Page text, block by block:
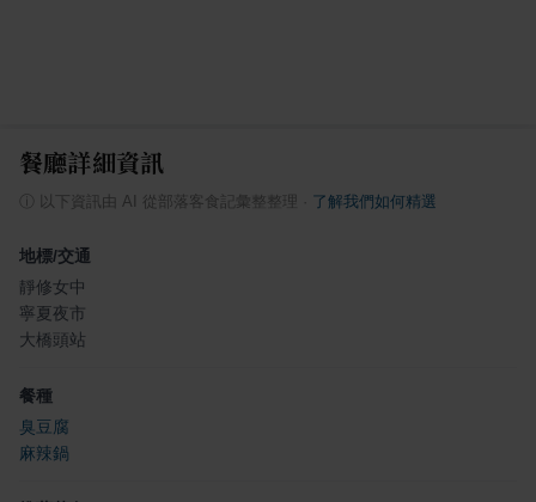
餐廳詳細資訊
以下資訊由 AI 從部落客食記彙整整理 了解我們如何精選
地標/交通
靜修女中
寧夏夜市
大橋頭站
餐種
臭豆腐
麻辣鍋